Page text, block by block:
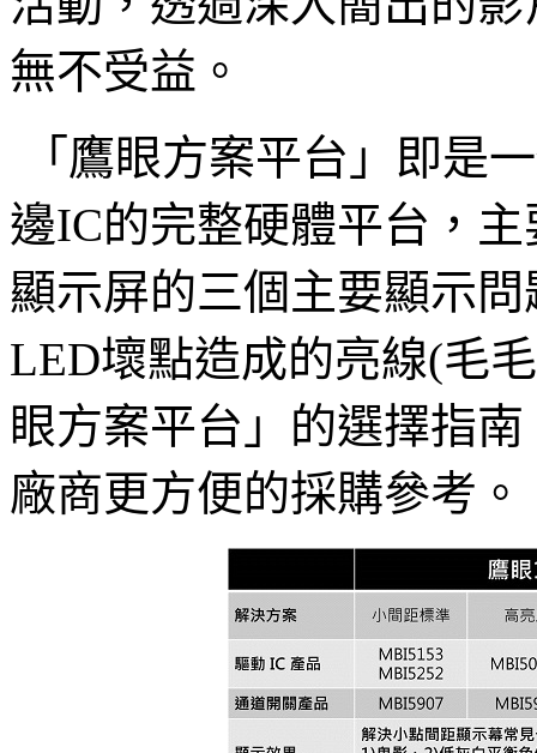
無不受益。
「鷹眼方案平台」即是
邊IC的完整硬體平台，
顯示屏的三個主要顯示
LED壞點造成的亮線(毛
眼方案平台」的選擇指
廠商更方便的採購參考。